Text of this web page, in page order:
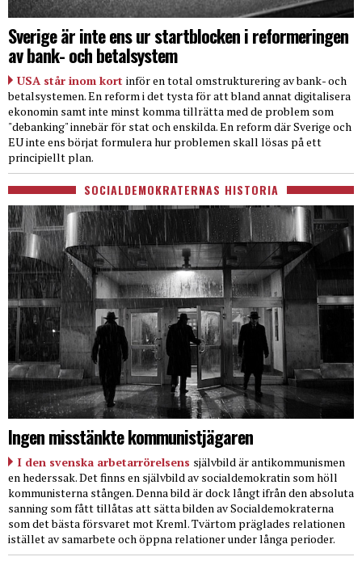
Sverige är inte ens ur startblocken i reformeringen
av bank- och betalsystem
USA står inom kort inför en total omstrukturering av bank- och
betalsystemen. En reform i det tysta för att bland annat digitalisera
ekonomin samt inte minst komma tillrätta med de problem som
"debanking" innebär för stat och enskilda. En reform där Sverige och
EU inte ens börjat formulera hur problemen skall lösas på ett
principiellt plan.
SOCIALDEMOKRATERNAS HISTORIA
Ingen misstänkte kommunistjägaren
I den svenska arbetarrörelsens självbild är antikommunismen
en hederssak. Det finns en självbild av socialdemokratin som höll
kommunisterna stången. Denna bild är dock långt ifrån den absoluta
sanning som fått tillåtas att sätta bilden av Socialdemokraterna
som det bästa försvaret mot Kreml. Tvärtom präglades relationen
istället av samarbete och öppna relationer under långa perioder.